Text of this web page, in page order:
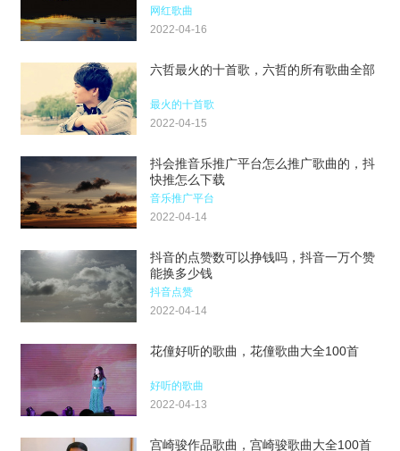
网红歌曲
2022-04-16
六哲最火的十首歌，六哲的所有歌曲全部
最火的十首歌
2022-04-15
抖会推音乐推广平台怎么推广歌曲的，抖
快推怎么下载
音乐推广平台
2022-04-14
抖音的点赞数可以挣钱吗，抖音一万个赞
能换多少钱
抖音点赞
2022-04-14
花僮好听的歌曲，花僮歌曲大全100首
好听的歌曲
2022-04-13
宫崎骏作品歌曲，宫崎骏歌曲大全100首